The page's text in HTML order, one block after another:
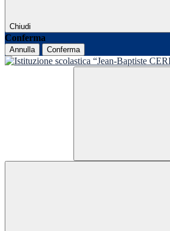
Chiudi
Conferma
Annulla Conferma